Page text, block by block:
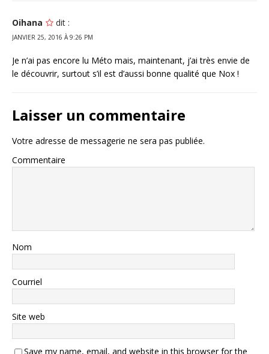
Oihana dit :
JANVIER 25, 2016 À 9:26 PM
Je n’ai pas encore lu Méto mais, maintenant, j’ai très envie de
le découvrir, surtout s’il est d’aussi bonne qualité que Nox !
Laisser un commentaire
Votre adresse de messagerie ne sera pas publiée.
Commentaire
Nom
Courriel
Site web
Save my name, email, and website in this browser for the